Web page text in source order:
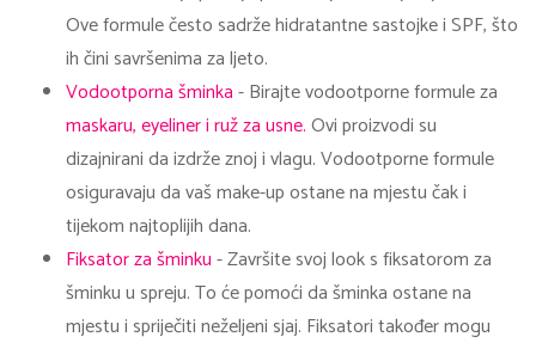
Ove formule često sadrže hidratantne sastojke i SPF, što
ih čini savršenima za ljeto.
Vodootporna šminka- Birajte vodootporne formule za
maskaru, eyeliner i ruž za usne.Ovi proizvodi su
dizajnirani da izdrže znoj i vlagu. Vodootporne formule
osiguravaju da vaš make-up ostane na mjestu čak i
tijekom najtoplijih dana.
Fiksator za šminku- Završite svoj look s fiksatorom za
šminku u spreju. To će pomoći da šminka ostane na
mjestu i spriječiti neželjeni sjaj. Fiksatori također mogu